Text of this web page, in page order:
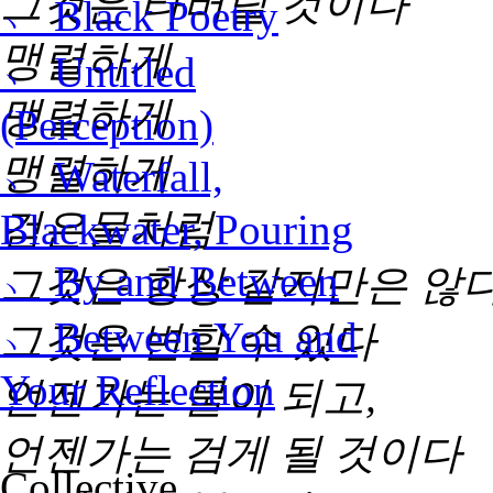
﹆ Black Poetry
﹆ Untitled
(Perception)
﹆ Waterfall,
Blackwater, Pouring
﹆ By and Between
﹆ Between You and
Your Reflection
맹렬하게
맹렬하게
맹렬하게
검은물처럼
그것은 항상 같지만은 않
그것은 변할 수 있다
언젠가는 물이 되고,
언젠가는 검게 될 것이다